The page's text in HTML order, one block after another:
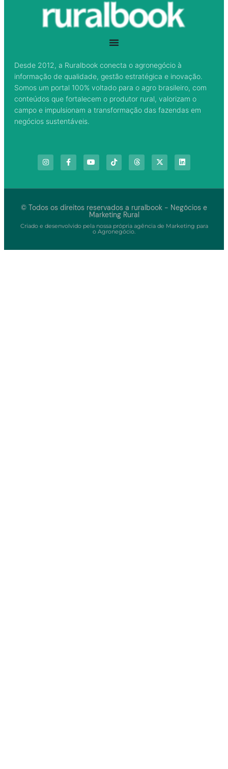
Desde 2012, a Ruralbook conecta o agronegócio à
informação de qualidade, gestão estratégica e inovação.
Somos um portal 100% voltado para o agro brasileiro, com
conteúdos que fortalecem o produtor rural, valorizam o
campo e impulsionam a transformação das fazendas em
negócios sustentáveis.
© Todos os direitos reservados a ruralbook - Negócios e
Marketing Rural
Criado e desenvolvido pela nossa própria agência de Marketing para
o Agronegócio.